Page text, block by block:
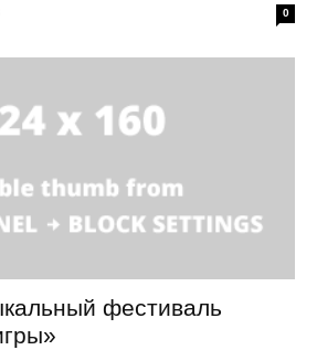
0
фестиваль